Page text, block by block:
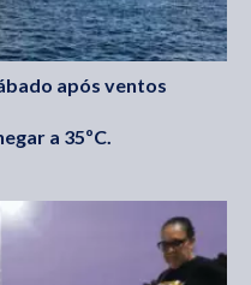
após ventos
a 35ºC.